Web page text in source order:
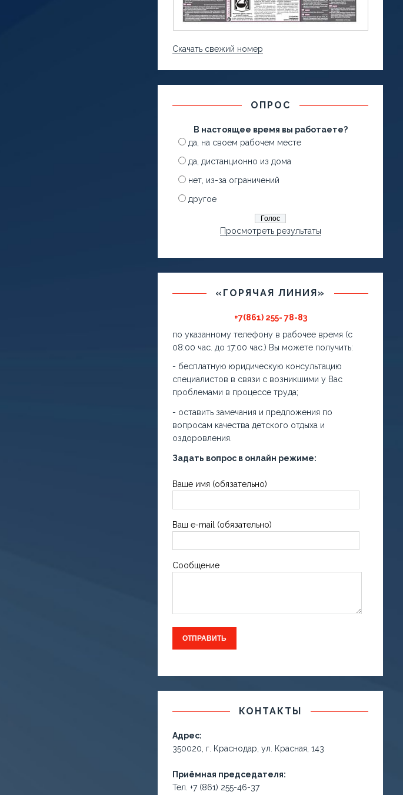
Скачать свежий номер
ОПРОС
В настоящее время вы работаете?
да, на своем рабочем месте
да, дистанционно из дома
нет, из-за ограничений
другое
Просмотреть результаты
«ГОРЯЧАЯ ЛИНИЯ»
+7(861) 255- 78-83
по указанному телефону в рабочее время (с
08:00 час. до 17:00 час.) Вы можете получить:
- бесплатную юридическую консультацию
специалистов в связи с возникшими у Вас
проблемами в процессе труда;
- оставить замечания и предложения по
вопросам качества детского отдыха и
оздоровления.
Задать вопрос в онлайн режиме:
Ваше имя (обязательно)
Ваш e-mail (обязательно)
Сообщение
КОНТАКТЫ
Адрес:
350020, г. Краснодар, ул. Красная, 143
Приёмная председателя:
Тел. +7 (861) 255-46-37